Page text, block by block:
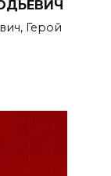
Герой